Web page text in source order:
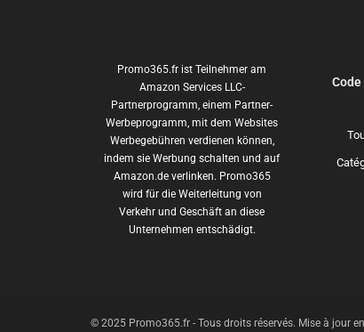
Promo365.fr ist Teilnehmer am
Amazon Services LLC-
Partnerprogramm, einem Partner-
Werbeprogramm, mit dem Websites
Werbegebühren verdienen können,
indem sie Werbung schalten und auf
Amazon.de verlinken. Promo365
wird für die Weiterleitung von
Verkehr und Geschäft an diese
Unternehmen entschädigt.
© 2025 Promo365.fr - Tous droits réservés. Mise à jour